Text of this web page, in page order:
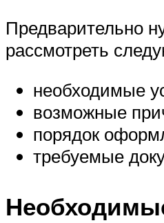
Предварительно
рассмотреть
необходимые
возможные
порядок
требуемые